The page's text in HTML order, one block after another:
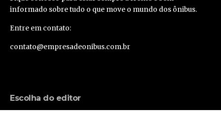
informado sobre tudo o que move o mundo dos ônibus.
Entre em contato:
contato@empresadeonibus.com.br
Escolha do editor